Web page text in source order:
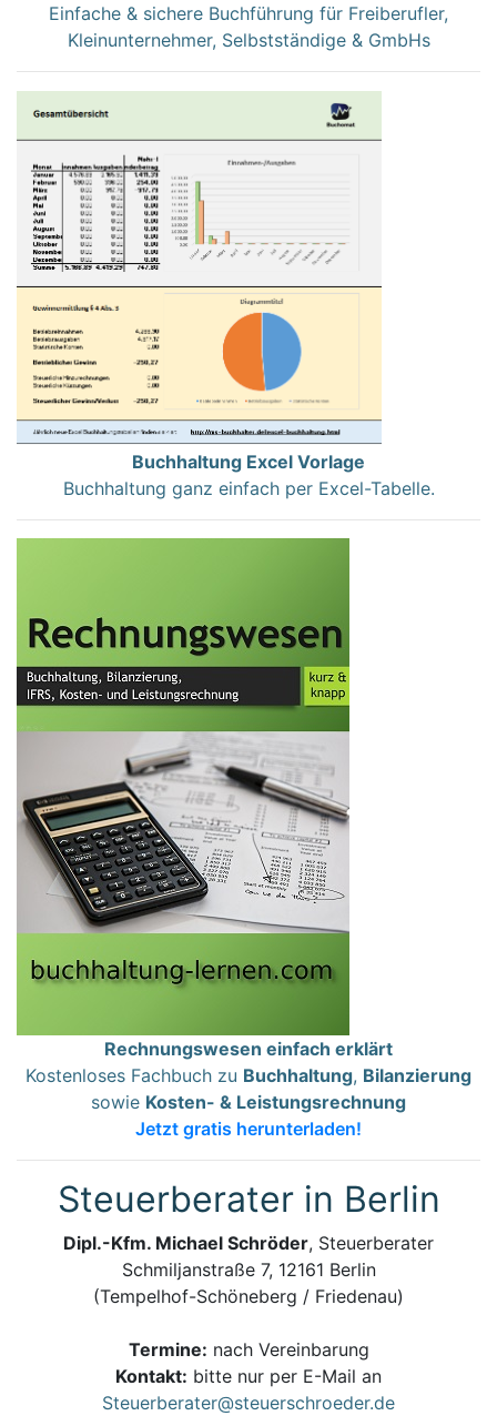
Einfache & sichere Buchführung für Freiberufler,
Kleinunternehmer, Selbstständige & GmbHs
Buchhaltung Excel Vorlage
Buchhaltung ganz einfach per Excel-Tabelle.
Rechnungswesen einfach erklärt
Kostenloses Fachbuch zu Buchhaltung, Bilanzierung
sowie Kosten- & Leistungsrechnung
Jetzt gratis herunterladen!
Steuerberater in Berlin
Dipl.-Kfm. Michael Schröder, Steuerberater
Schmiljanstraße 7, 12161 Berlin
(Tempelhof-Schöneberg / Friedenau)
Termine: nach Vereinbarung
Kontakt: bitte nur per E-Mail an
Steuerberater@steuerschroeder.de